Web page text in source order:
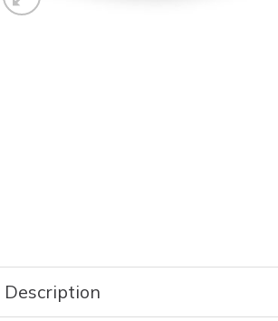
Description